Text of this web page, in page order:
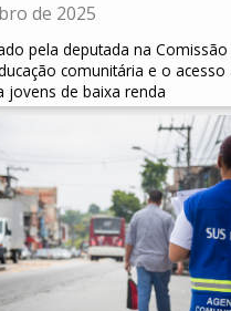
de 2025
pela deputada na Comissão
comunitária e o acesso
jovens de baixa renda